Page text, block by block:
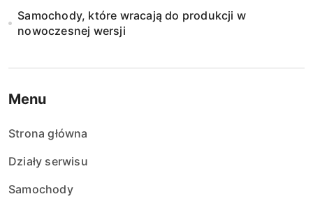
Samochody, które wracają do produkcji w
nowoczesnej wersji
Menu
Strona główna
Działy serwisu
Samochody